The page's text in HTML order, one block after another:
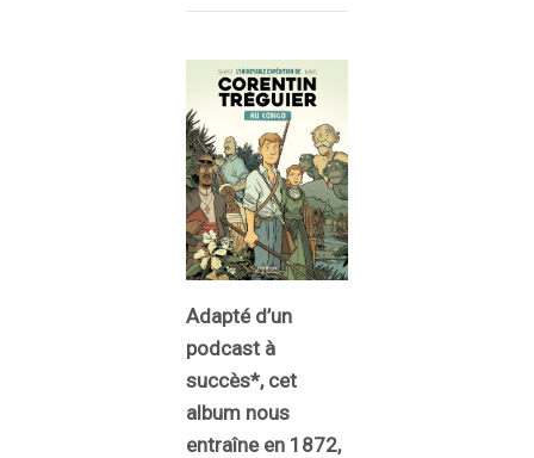
Adapté d’un
podcast à
succès*, cet
album nous
entraîne en 1872,